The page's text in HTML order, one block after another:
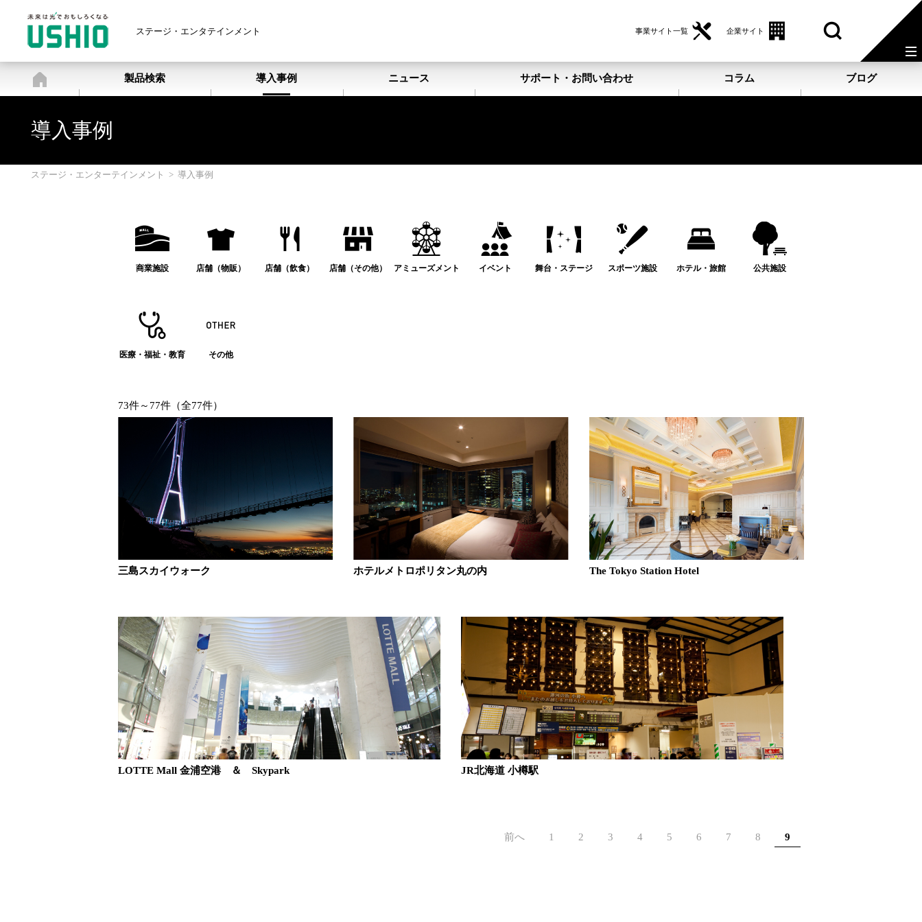
ステージ・エンタテインメント 事業サイト一覧 企業サイト
ステージ・エンターテインメント
製品検索 導入事例 ニュース サポート・お問い合わせ コラム ブログ
導入事例
ステージ・エンターテインメント > 導入事例
商業施設 店舗（物販） 店舗（飲食） 店舗（その他） アミューズメント イベント 舞台・ステージ スポーツ施設 ホテル・旅館 公共施設
医療・福祉・教育 その他
73件～77件（全77件）
三島スカイウォーク ホテルメトロポリタン丸の内 The Tokyo Station Hotel
LOTTE Mall 金浦空港 ＆ Skypark JR北海道 小樽駅
前へ 1 2 3 4 5 6 7 8 9